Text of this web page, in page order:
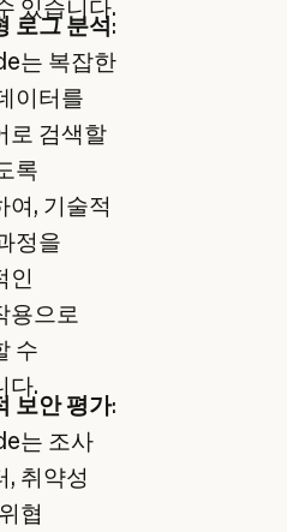
있습니다.
로그 분석:
는 복잡한
이터를
로 검색할
록
여, 기술적
정을
인
용으로
수
다.
보안 평가:
는 조사
, 취약성
협